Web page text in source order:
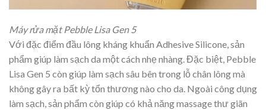
Máy rửa mặt Pebble Lisa Gen 5
Với đặc điểm đầu lông kháng khuẩn Adhesive Silicone, sản
phẩm giúp làm sạch da một cách nhẹ nhàng. Đặc biệt, Pebble
Lisa Gen 5 còn giúp làm sạch sâu bên trong lỗ chân lông mà
không gây ra bất kỳ tổn thương nào cho da. Ngoài công dụng
làm sạch, sản phẩm còn giúp có khả năng massage thư giãn